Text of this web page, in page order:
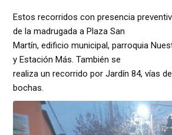
Estos recorridos con presencia
de la madrugada a Plaza San
Martín, edificio municipal, parroquia
y Estación Más. También se
realiza un recorrido por Jardín 84, vías
bochas.